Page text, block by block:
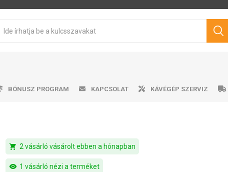
pörkölt kávé Márkás kávé
kávéfőzők Karos kávéfőzők
Hűtőszekrény
Tejhabosító
Víztartályok Tejhabosító
professional Tisztítószerek
Cukrok Ajándéktárgyak
Philips Saeco
BÓNUSZ PROGRAM KAPCSOLAT KÁVÉGÉP SZERVIZ
shopping_cart 2 vásárló vásárolt ebben a hónapban
visibility 1 vásárló nézi a terméket